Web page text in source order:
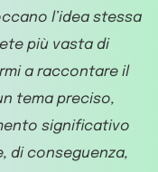
l’idea stessa
più vasta di
a raccontare il
tema preciso,
significativo
di conseguenza,